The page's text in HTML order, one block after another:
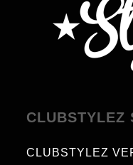
CLUBSTYLEZ
CLUBSTYLEZ